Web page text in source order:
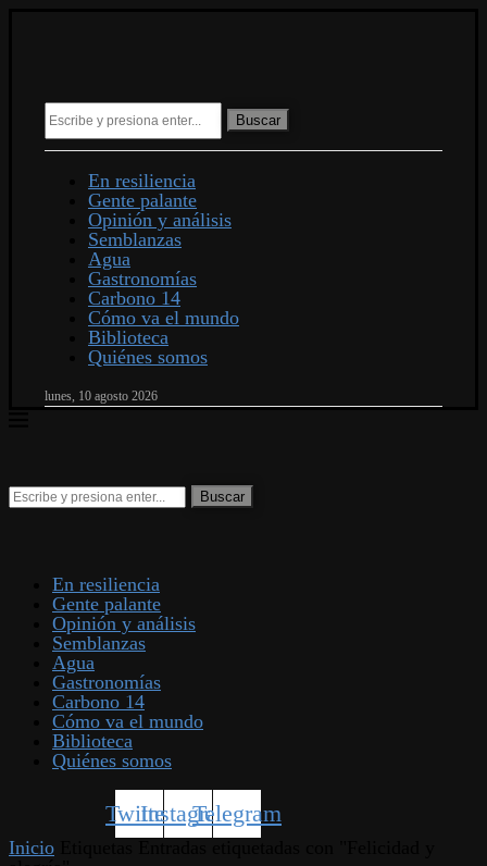
Buscar
En resiliencia
Gente palante
Opinión y análisis
Semblanzas
Agua
Gastronomías
Carbono 14
Cómo va el mundo
Biblioteca
Quiénes somos
lunes, 10 agosto 2026
En resiliencia
Gente palante
Opinión y análisis
Semblanzas
Agua
Gastronomías
Carbono 14
Cómo va el mundo
Biblioteca
Quiénes somos
TwitterInstagramTelegram
Inicio